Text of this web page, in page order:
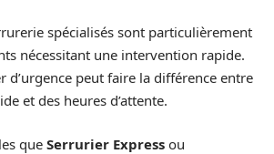
spécialisés sont particulièrement
nécessitant une intervention rapide.
d’urgence peut faire la différence entre
et des heures d’attente.
que Serrurier Express ou